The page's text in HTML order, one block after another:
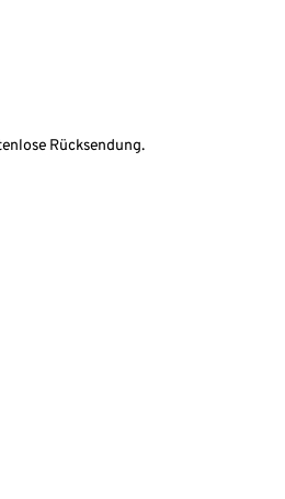
Rücksendung.